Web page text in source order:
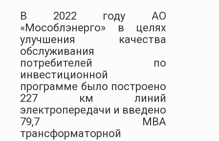
В 2022 году АО
«Мособлэнерго» в целях
улучшения качества
обслуживания
потребителей по
инвестиционной
программе было построено
227 км линий
электропередачи и введено
79,7 МВА
трансформаторной